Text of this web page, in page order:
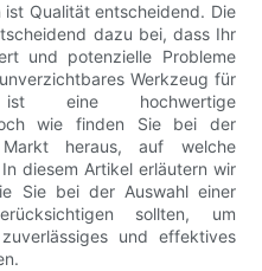
Qualität entscheidend. Die
dazu bei, dass Ihr
und potenzielle Probleme
Werkzeug für
ist eine hochwertige
wie finden Sie bei der
heraus, auf welche
diesem Artikel erläutern wir
Sie bei der Auswahl einer
sollten, um
und effektives